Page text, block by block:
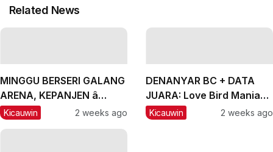
Related News
MINGGU BERSERI GALANG
ARENA, KEPANJEN â
MALANG, #2: CH Lexus
Kicauwin 2 weeks ago
DENANYAR BC + DATA
JUARA: Love Bird Mania
Incar Piala Mandor
Kicauwin 2 weeks ago